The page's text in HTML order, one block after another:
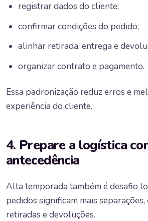
registrar dados do cliente;
confirmar condições do pedido;
alinhar retirada, entrega e
organizar contrato e pagamento.
Essa padronização reduz erros e
experiência do cliente.
4. Prepare a logística
antecedência
Alta temporada também é desafio
pedidos significam mais separações,
retiradas e devoluções.